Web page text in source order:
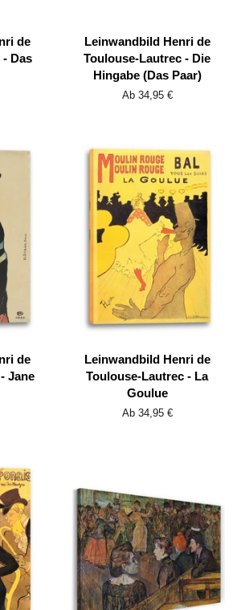
de
Das
Leinwandbild Henri de
Toulouse-Lautrec - Die
Hingabe (Das Paar)
Ab 34,95 €
de
Jane
Leinwandbild Henri de
Toulouse-Lautrec - La
Goulue
Ab 34,95 €